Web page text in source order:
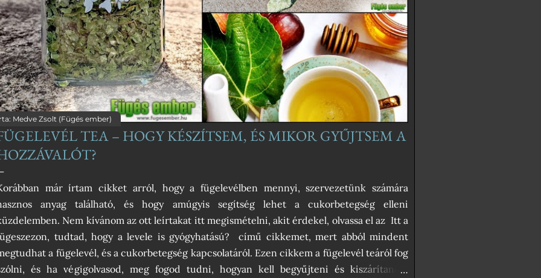
Medve Zsolt (Fügés ember)
TEA – HOGY KÉSZÍTSEM, ÉS MIKOR GYŰJTSEM A
már írtam cikket arról, hogy a fügelevélben mennyi, szervezetünk számára
anyag található, és hogy amúgyis segítség lehet a cukorbetegség elleni
Nem kívánom az ott leírtakat itt megismételni, akit érdekel, olvassa el az Itt a
tudtad, hogy a levele is gyógyhatású? című cikkemet, mert abból mindent
a fügelevél, és a cukorbetegség kapcsolatáról. Ezen cikkem a fügelevél teáról fog
és ha végigolvasod, meg fogod tudni, hogyan kell begyűjteni és kiszárítani a